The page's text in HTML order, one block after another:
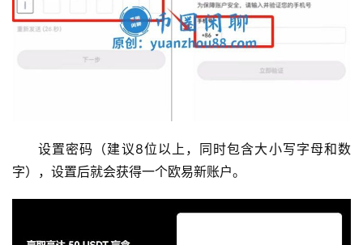
设置密码（建议8位以上，同时包含大小写字母和数
字），设置后就会获得一个欧易新账户。